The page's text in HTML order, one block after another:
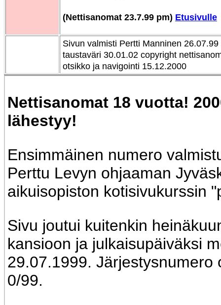
(Nettisanomat 23.7.99 pm) Etusivulle
Sivun valmisti Pertti Manninen
taustaväri 30.01.02 copyright
otsikko ja navigointi 15.12.2000
Nettisanomat 18 vuotta!
lähestyy!
Ensimmäinen numero
Perttu Levyn ohjaaman
aikuisopiston kotisivukurssin
Sivu joutui kuitenkin
kansioon ja julkaisupäiväksi
29.07.1999. Järjestysnumero
0/99.